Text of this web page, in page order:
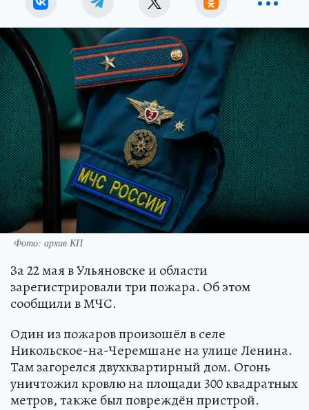
Фото: архив КП
За 22 мая в Ульяновске и области
зарегистрировали три пожара. Об этом
сообщили в МЧС.
Один из пожаров произошёл в селе
Никольское-на-Черемшане на улице Ленина.
Там загорелся двухквартирный дом. Огонь
уничтожил кровлю на площади 300 квадратных
метров, также был повреждён пристрой.